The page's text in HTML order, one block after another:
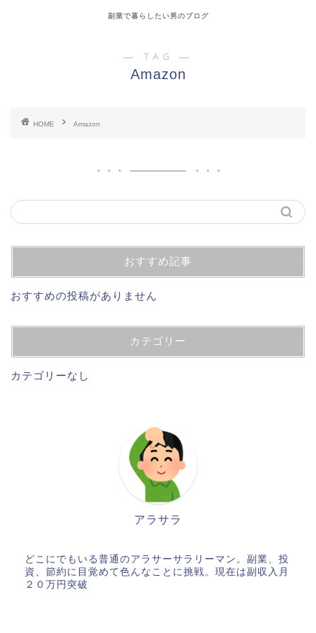
副業で暮らしたい男のブログ
― TAG ―
Amazon
HOME Amazon
おすすめ記事
おすすめの投稿がありません
カテゴリー
カテゴリーなし
アラサラ
どこにでもいる普通のアラサーサラリーマン。副業、投
資、節約に目覚めて色んなことに挑戦。現在は副収入月
２０万円突破